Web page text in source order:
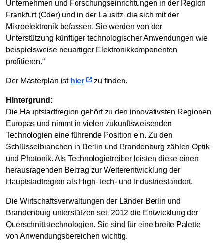
Unternehmen und Forschungseinrichtungen in der Region
Frankfurt (Oder) und in der Lausitz, die sich mit der
Mikroelektronik befassen. Sie werden von der
Unterstützung künftiger technologischer Anwendungen wie
beispielsweise neuartiger Elektronikkomponenten
profitieren.“
Der Masterplan ist hier zu finden.
Hintergrund:
Die Hauptstadtregion gehört zu den innovativsten Regionen
Europas und nimmt in vielen zukunftsweisenden
Technologien eine führende Position ein. Zu den
Schlüsselbranchen in Berlin und Brandenburg zählen Optik
und Photonik. Als Technologietreiber leisten diese einen
herausragenden Beitrag zur Weiterentwicklung der
Hauptstadtregion als High-Tech- und Industriestandort.
Die Wirtschaftsverwaltungen der Länder Berlin und
Brandenburg unterstützen seit 2012 die Entwicklung der
Querschnittstechnologien. Sie sind für eine breite Palette
von Anwendungsbereichen wichtig.